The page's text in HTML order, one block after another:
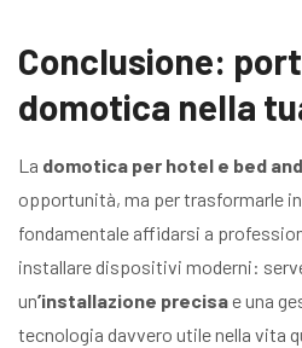
Conclusione:
domotica nella
La domotica per hotel e bed
opportunità, ma per trasformarle
fondamentale affidarsi a
installare dispositivi moderni:
un’installazione precisae una
tecnologia davvero utile nella vita